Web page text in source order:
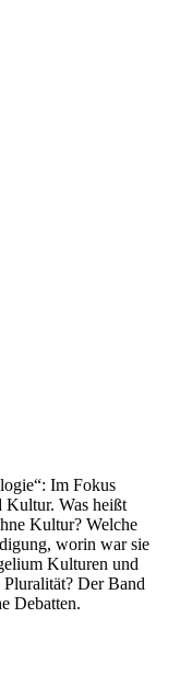
Im Fokus
Kultur. Was heißt
Kultur? Welche
worin war sie
Kulturen und
Der Band
Debatten.